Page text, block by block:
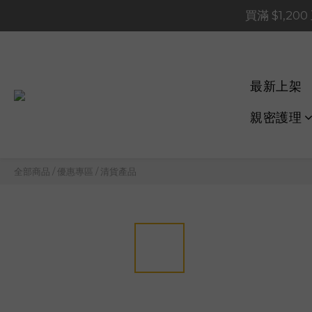
買滿
買滿
📢 系統維護通知 –
買滿
最新上架
親密護理
全部商品 / 優惠專區 / 清貨產品